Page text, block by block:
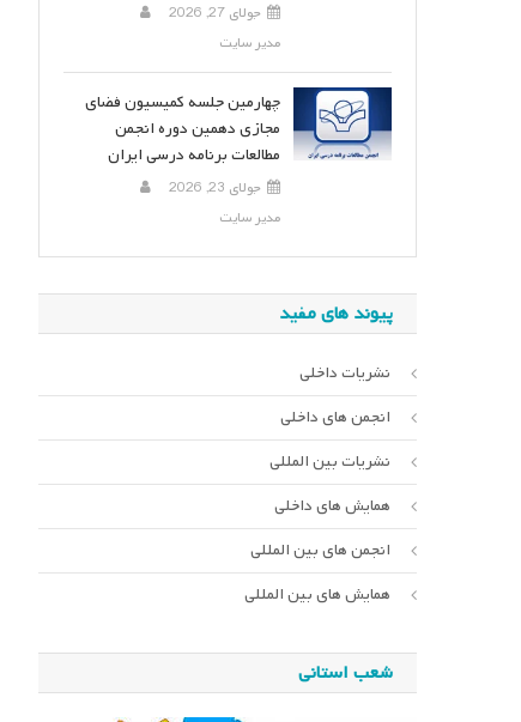
جولای 27, 2026
مدیر سایت
چهارمین جلسه کمیسیون فضای
مجازی دهمین دوره انجمن
مطالعات برنامه درسی ایران
جولای 23, 2026
مدیر سایت
پیوند های مفید
نشریات داخلی
انجمن های داخلی
نشریات بین المللی
همایش های داخلی
انجمن های بین المللی
همایش های بین المللی
شعب استانی